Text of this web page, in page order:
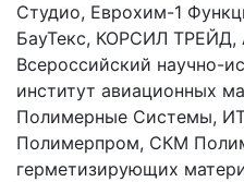
Студио, Еврохим-1
БауТекс, КОРСИЛ ТРЕЙД,
Всероссийский научно-
институт авиационных
Полимерные Системы,
Полимерпром, СКМ
герметизирующих